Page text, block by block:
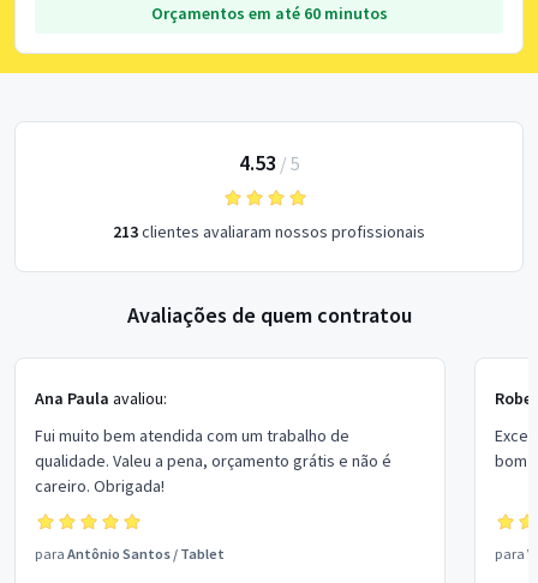
Orçamentos em até 60 minutos
4.53 / 5
213clientes avaliaram nossos profissionais
Avaliações de quem contratou
Ana Paula avaliou:
Fui muito bem atendida com um trabalho de
qualidade. Valeu a pena, orçamento grátis e não é
careiro. Obrigada!
para Antônio Santos / Tablet
bom
para